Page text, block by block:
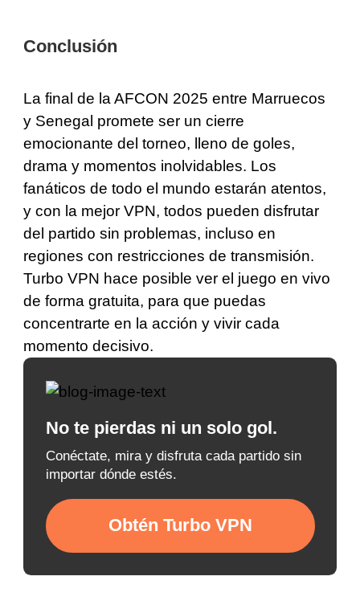
Conclusión
La final de la AFCON 2025 entre Marruecos
y Senegal promete ser un cierre
emocionante del torneo, lleno de goles,
drama y momentos inolvidables. Los
fanáticos de todo el mundo estarán atentos,
y con la mejor VPN, todos pueden disfrutar
del partido sin problemas, incluso en
regiones con restricciones de transmisión.
Turbo VPN hace posible ver el juego en vivo
de forma gratuita, para que puedas
concentrarte en la acción y vivir cada
momento decisivo.
No te pierdas ni un solo gol.
Conéctate, mira y disfruta cada partido sin
importar dónde estés.
Obtén Turbo VPN